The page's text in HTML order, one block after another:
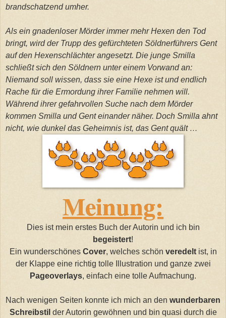
brandschatzend umher.
Als ein gnadenloser Mörder immer mehr Hexen den Tod
bringt, wird der Trupp des gefürchteten Söldnerführers Gent
auf den Hexenschlächter angesetzt. Die junge Smilla
schließt sich den Söldnern unter einem Vorwand an:
Niemand soll wissen, dass sie eine Hexe ist und endlich
Rache für die Ermordung ihrer Familie nehmen will.
Während ihrer gefahrvollen Suche nach dem Mörder
kommen Smilla und Gent einander näher. Doch Smilla ahnt
nicht, wie dunkel das Geheimnis ist, das Gent quält …
Meinung:
Dies ist mein erstes Buch der Autorin und ich bin
begeistert!
Ein wunderschönes Cover, welches schön veredelt ist, in
der Klappe eine richtig tolle Illustration und ganze zwei
Pageoverlays, einfach eine tolle Aufmachung.
Nach wenigen Seiten konnte ich mich an den wunderbaren
Schreibstil der Autorin gewöhnen und bin quasi durch die